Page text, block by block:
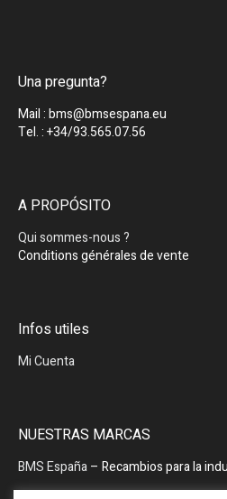
Una pregunta?
Mail : bms@bmsespana.eu
Tel. : +34/93.565.07.56
A PROPÓSITO
Qui sommes-nous ?
Conditions générales de vente
Infos utiles
Mi Cuenta
NUESTRAS MARCAS
BMS España– Recambios para la